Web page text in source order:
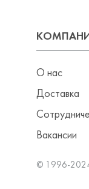
О нас
Доставка
Вакансии
© 1996-